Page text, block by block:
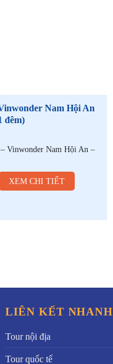
Nam Hội An
đêm)
Vinwonder Nam Hội An –
XEM CHI TIẾT
LIÊN KẾT NHANH
Tour nội địa
Tour quốc tế